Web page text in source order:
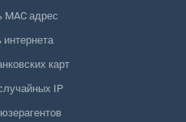
MAC адрес
интернета
карт
IP